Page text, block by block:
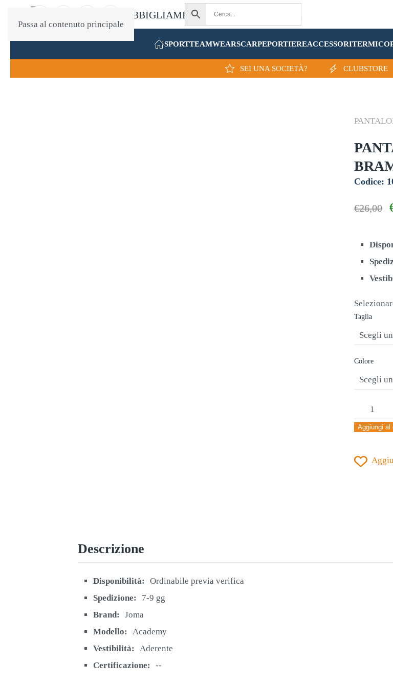
Passa al contenuto principale
SPORTTEAMWEARSCARPEPORTIEREACCESSORITERMICO
SEI UNA SOCIETÀ? CLUBSTORE
Codice:
€26,00
Taglia
Colore
TERMICO
Aggiungi al
Descrizione
Disponibilità:
Ordinabile previa verifica
Spedizione:
7-9 gg
Brand:
Joma
Modello:
Academy
Vestibilità:
Aderente
Certificazione:
--